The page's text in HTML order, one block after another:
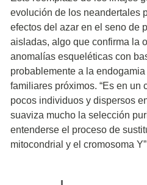
evolución de los neandertales
efectos del azar en el seno de
aisladas, algo que confirma la
anomalías esqueléticas con
probablemente a la
familiares próximos. “Es en un
pocos individuos y dispersos
suaviza mucho la selección
entenderse el proceso de
mitocondrial y el cromosoma